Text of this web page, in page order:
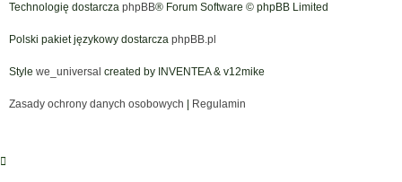
Technologię dostarcza phpBB® Forum Software © phpBB Limited
Polski pakiet językowy dostarcza phpBB.pl
Style we_universal created by INVENTEA & v12mike
Zasady ochrony danych osobowych Regulamin